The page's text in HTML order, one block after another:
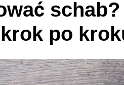
po